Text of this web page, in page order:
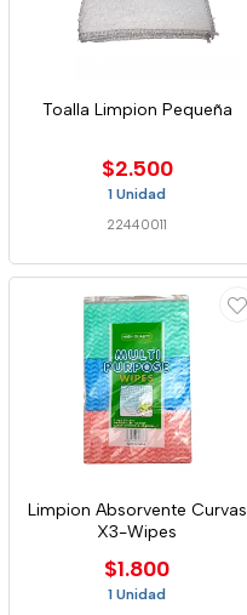
Toalla Limpion Pequeña
$2.500
1 Unidad
22440011
Limpion Absorvente Curvas
X3-Wipes
$1.800
1 Unidad